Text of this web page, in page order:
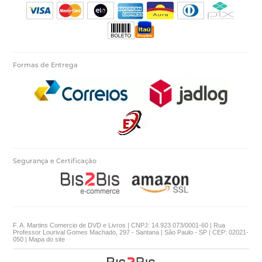
Formas de Entrega
Segurança e Certificação
F. A. Martins Comercio de DVD e Livros | CNPJ: 14.923.073/0001-60 | Rua
Professor Lourival Gomes Machado, 297 - Santana | São Paulo - SP | CEP: 02021-
050 | Mapa do site